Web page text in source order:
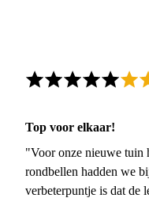
Top voor elkaar!
"Voor onze nieuwe tuin
rondbellen hadden we
verbeterpuntje is dat de